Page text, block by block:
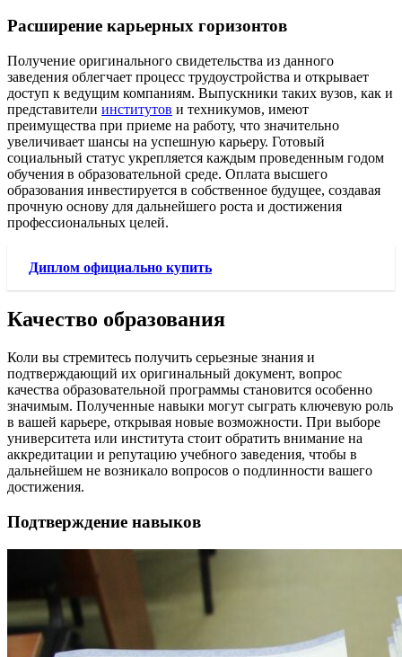
Расширение карьерных горизонтов
Получение оригинального свидетельства из данного
заведения облегчает процесс трудоустройства и открывает
доступ к ведущим компаниям. Выпускники таких вузов, как и
представители институтов и техникумов, имеют
преимущества при приеме на работу, что значительно
увеличивает шансы на успешную карьеру. Готовый
социальный статус укрепляется каждым проведенным годом
обучения в образовательной среде. Оплата высшего
образования инвестируется в собственное будущее, создавая
прочную основу для дальнейшего роста и достижения
профессиональных целей.
Диплом официально купить
Качество образования
Коли вы стремитесь получить серьезные знания и
подтверждающий их оригинальный документ, вопрос
качества образовательной программы становится особенно
значимым. Полученные навыки могут сыграть ключевую роль
в вашей карьере, открывая новые возможности. При выборе
университета или института стоит обратить внимание на
аккредитации и репутацию учебного заведения, чтобы в
дальнейшем не возникало вопросов о подлинности вашего
достижения.
Подтверждение навыков